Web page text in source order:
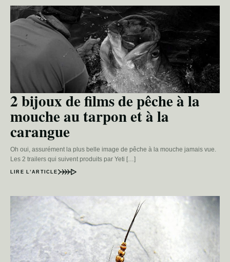
2 bijoux de films de pêche à la
mouche au tarpon et à la
carangue
Oh oui, assurément la plus belle image de pêche à la mouche jamais vue.
Les 2 trailers qui suivent produits par Yeti […]
LIRE L’ARTICLE